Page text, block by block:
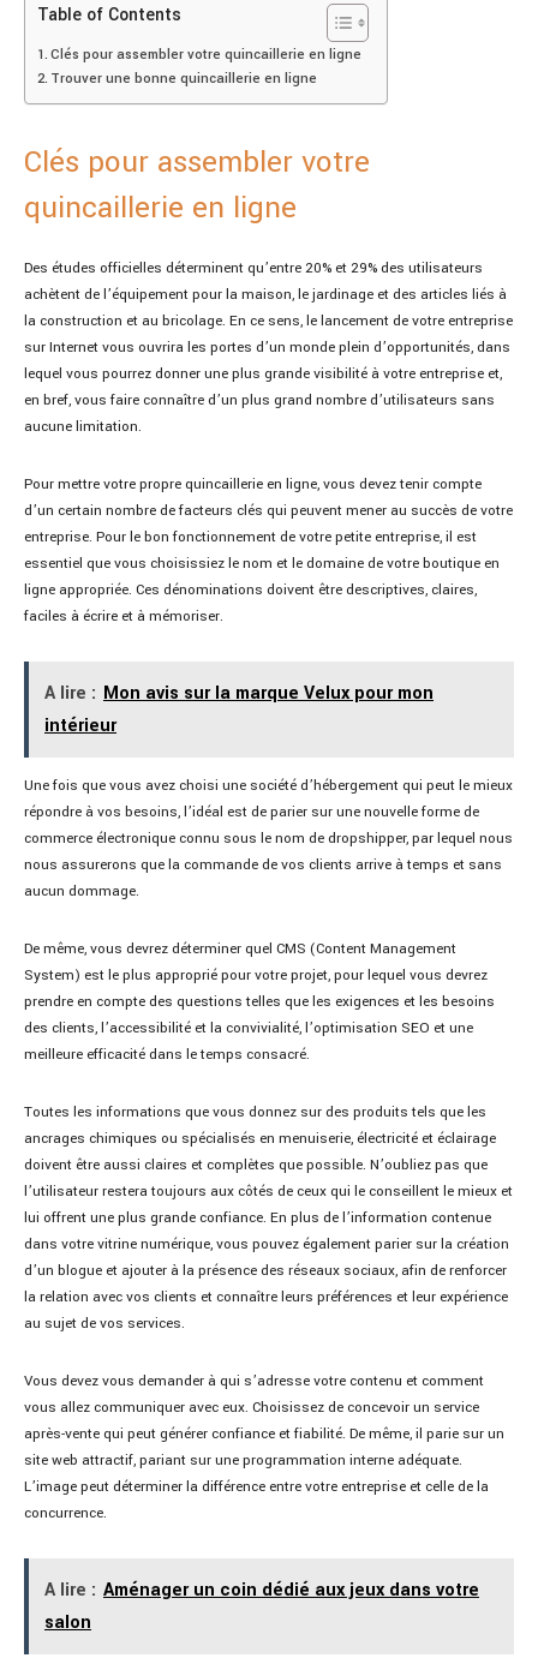
Table of Contents
Clés pour assembler votre quincaillerie en ligne
Trouver une bonne quincaillerie en ligne
Clés pour assembler votre
quincaillerie en ligne
Des études officielles déterminent qu’entre 20% et 29% des utilisateurs
achètent de l’équipement pour la maison, le jardinage et des articles liés à
la construction et au bricolage. En ce sens, le lancement de votre entreprise
sur Internet vous ouvrira les portes d’un monde plein d’opportunités, dans
lequel vous pourrez donner une plus grande visibilité à votre entreprise et,
en bref, vous faire connaître d’un plus grand nombre d’utilisateurs sans
aucune limitation.
Pour mettre votre propre quincaillerie en ligne, vous devez tenir compte
d’un certain nombre de facteurs clés qui peuvent mener au succès de votre
entreprise. Pour le bon fonctionnement de votre petite entreprise, il est
essentiel que vous choisissiez le nom et le domaine de votre boutique en
ligne appropriée. Ces dénominations doivent être descriptives, claires,
faciles à écrire et à mémoriser.
A lire : Mon avis sur la marque Velux pour mon
intérieur
Une fois que vous avez choisi une société d’hébergement qui peut le mieux
répondre à vos besoins, l’idéal est de parier sur une nouvelle forme de
commerce électronique connu sous le nom de dropshipper, par lequel nous
nous assurerons que la commande de vos clients arrive à temps et sans
aucun dommage.
De même, vous devrez déterminer quel CMS (Content Management
System) est le plus approprié pour votre projet, pour lequel vous devrez
prendre en compte des questions telles que les exigences et les besoins
des clients, l’accessibilité et la convivialité, l’optimisation SEO et une
meilleure efficacité dans le temps consacré.
Toutes les informations que vous donnez sur des produits tels que les
ancrages chimiques ou spécialisés en menuiserie, électricité et éclairage
doivent être aussi claires et complètes que possible. N’oubliez pas que
l’utilisateur restera toujours aux côtés de ceux qui le conseillent le mieux et
lui offrent une plus grande confiance. En plus de l’information contenue
dans votre vitrine numérique, vous pouvez également parier sur la création
d’un blogue et ajouter à la présence des réseaux sociaux, afin de renforcer
la relation avec vos clients et connaître leurs préférences et leur expérience
au sujet de vos services.
Vous devez vous demander à qui s’adresse votre contenu et comment
vous allez communiquer avec eux. Choisissez de concevoir un service
après-vente qui peut générer confiance et fiabilité. De même, il parie sur un
site web attractif, pariant sur une programmation interne adéquate.
L’image peut déterminer la différence entre votre entreprise et celle de la
concurrence.
A lire : Aménager un coin dédié aux jeux dans votre
salon